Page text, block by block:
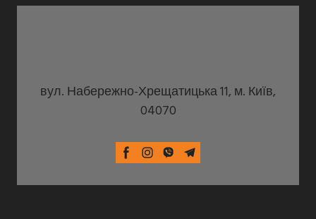
вул. Набережно-Хрещатицька 11, м. Київ,
04070